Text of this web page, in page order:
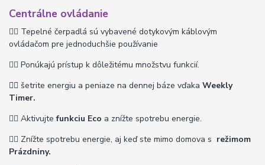
Centrálne ovládanie
👉🏽 Tepelné čerpadlá sú vybavené dotykovým káblovým
ovládačom pre jednoduchšie používanie
👉🏽 Ponúkajú prístup k dôležitému množstvu funkcií.
👉🏽 šetrite energiu a peniaze na dennej báze vďaka Weekly
Timer.
👉🏽 Aktivujtefunkciu Eco a znížte spotrebu energie.
👉🏽 Znížte spotrebu energie, aj keď ste mimo domova s ​​ režimom
Prázdniny.